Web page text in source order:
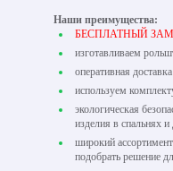
Наши преимущества:
БЕСПЛАТНЫЙ
изготавливаем
оперативная доставка
используем
экологическая
изделия в спальнях и
широкий
подобрать решение